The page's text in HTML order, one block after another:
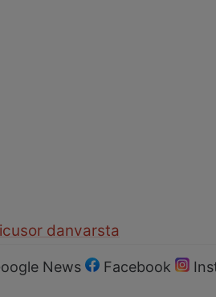
danvarsta
News Facebook